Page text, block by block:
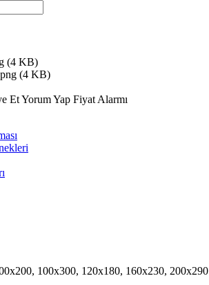
EtYorum Yap Fiyat Alarmı
100x300, 120x180, 160x230, 200x290